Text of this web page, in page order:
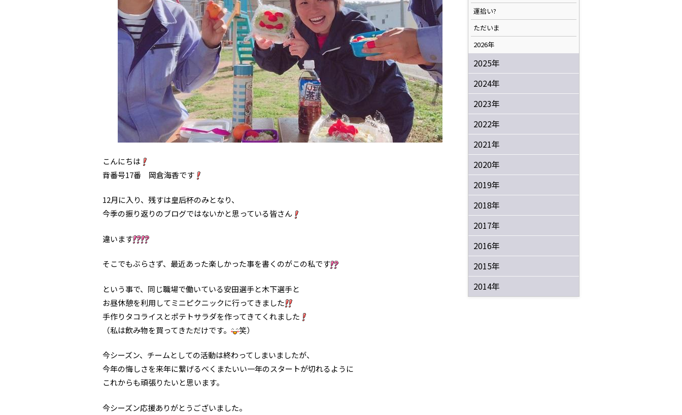
こんにちは
背番号17番 岡倉海香です
12月に入り、残すは皇后杯のみとなり、
今季の振り返りのブログではないかと思っている皆さん
違います
そこでもぶらさず、最近あった楽しかった事を書くのがこの私です
という事で、同じ職場で働いている安田選手と木下選手と
お昼休憩を利用してミニピクニックに行ってきました
手作りタコライスとポテトサラダを作ってきてくれました
（私は飲み物を買ってきただけです。
笑）
今シーズン、チームとしての活動は終わってしまいましたが、
今年の悔しさを来年に繋げるべくまたいい一年のスタートが切れるように
これからも頑張りたいと思います。
今シーズン応援ありがとうございました。
運拾い?
ただいま
2026年
2025年
2024年
2023年
2022年
2021年
2020年
2019年
2018年
2017年
2016年
2015年
2014年